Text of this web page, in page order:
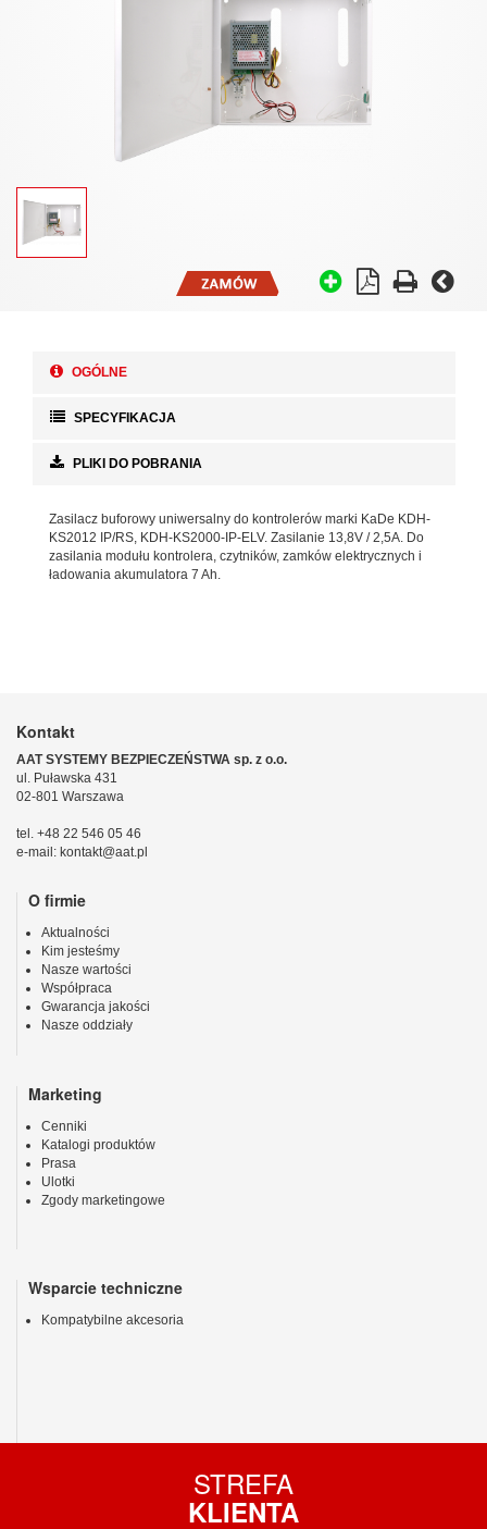
OGÓLNE
SPECYFIKACJA
PLIKI DO POBRANIA
Zasilacz buforowy uniwersalny do kontrolerów marki KaDe KDH-
KS2012 IP/RS, KDH-KS2000-IP-ELV. Zasilanie 13,8V / 2,5A. Do
zasilania modułu kontrolera, czytników, zamków elektrycznych i
ładowania akumulatora 7 Ah.
Kontakt
AAT SYSTEMY BEZPIECZEŃSTWA sp. z o.o.
ul. Puławska 431
02-801 Warszawa
tel. +48 22 546 05 46
e-mail: kontakt@aat.pl
O firmie
Aktualności
Kim jesteśmy
Nasze wartości
Współpraca
Gwarancja jakości
Nasze oddziały
Marketing
Cenniki
Katalogi produktów
Prasa
Ulotki
Zgody marketingowe
Wsparcie techniczne
Kompatybilne akcesoria
STREFA
KLIENTA